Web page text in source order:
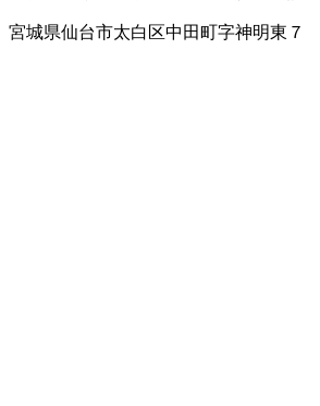
宮城県仙台市太白区中田町字神明東７